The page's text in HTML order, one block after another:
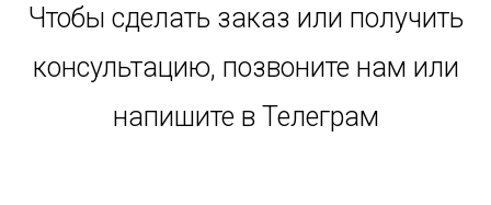
Чтобы сделать заказ или получить
консультацию, позвоните нам или
напишите в Телеграм